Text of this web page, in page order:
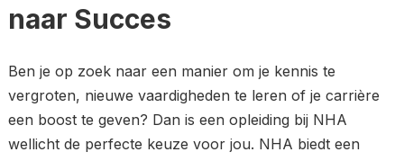
naar Succes
Ben je op zoek naar een manier om je kennis te
vergroten, nieuwe vaardigheden te leren of je carrière
een boost te geven? Dan is een opleiding bij NHA
wellicht de perfecte keuze voor jou. NHA biedt een